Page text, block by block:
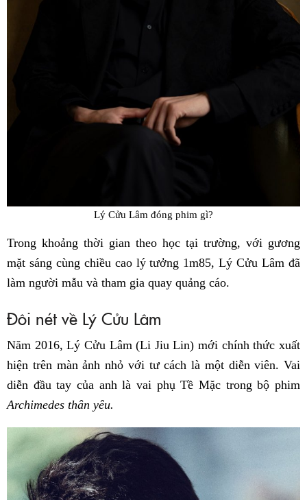
Lý Cửu Lâm đóng phim gì?
Trong khoảng thời gian theo học tại trường, với gương
mặt sáng cùng chiều cao lý tưởng 1m85, Lý Cửu Lâm đã
làm người mẫu và tham gia quay quảng cáo.
Đôi nét về Lý Cửu Lâm
Năm 2016, Lý Cửu Lâm (Li Jiu Lin) mới chính thức xuất
hiện trên màn ảnh nhỏ với tư cách là một diễn viên. Vai
diễn đầu tay của anh là vai phụ Tề Mặc trong bộ phim
Archimedes thân yêu.